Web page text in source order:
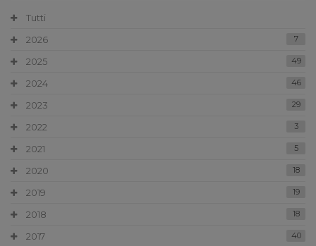
Tutti
2026
7
2025 49
2024 46
2023 29
2022 3
2021 5
2020 18
2019 19
2018 18
2017 40